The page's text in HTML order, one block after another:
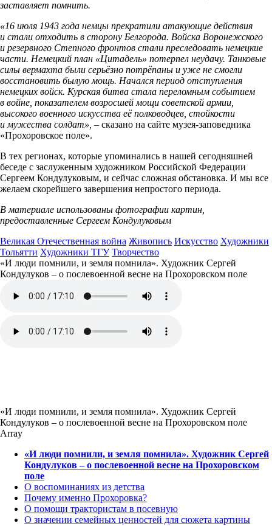
заставляет помнить.
«16 июля 1943 года немцы прекратили атакующие действия
и стали отходить в сторону Белгорода. Войска Воронежского
и резервного Степного фронтов стали преследовать немецкие
части. Немецкий план «Цитадель» потерпел неудачу. Танковые
силы вермахта были серьёзно потрёпаны и уже не смогли
восстановить былую мощь. Начался период отступления
немецких войск. Курская битва стала переломным событием
в войне, показателем возросшей мощи советской армии,
высокого военного искусства её полководцев, стойкости
и мужества солдат», – сказано на сайте музея-заповедника
«Прохоровское поле».
В тех регионах, которые упоминались в нашей сегодняшней
беседе с заслуженным художником Российской Федерации
Сергеем Кондулуковым, и сейчас сложная обстановка. И мы все
желаем скорейшего завершения непростого периода.
В материале использованы фотографии картин,
предоставленные Сергеем Кондулуковым
Великая Отечественная война Живопись Искусство Художники
Тольятти Художники ТГУ Творчество
«И люди помнили, и земля помнила». Художник Сергей
Кондулуков – о послевоенной весне на Прохоровском поле
«И люди помнили, и земля помнила». Художник Сергей
Кондулуков – о послевоенной весне на Прохоровском поле
Array
«И люди помнили, и земля помнила». Художник Сергей
Кондулуков – о послевоенной весне на Прохоровском
поле
О воспоминаниях из детства
Почему именно Прохоровка?
О помощи трактористам в посевную
О значении семейных ценностей для сюжета картины